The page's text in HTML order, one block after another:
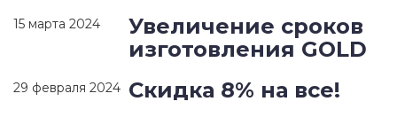
15 марта 2024
Увеличение сроков
изготовления GOLD
29 февраля 2024 Скидка 8% на все!